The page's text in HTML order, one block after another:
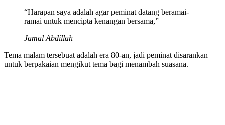
“Harapan saya adalah agar peminat datang beramai-
ramai untuk mencipta kenangan bersama,”
Jamal Abdillah
Tema malam tersebuat adalah era 80-an, jadi peminat disarankan
untuk berpakaian mengikut tema bagi menambah suasana.